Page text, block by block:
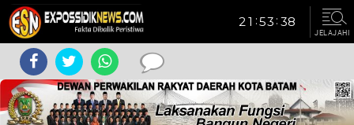
JELAJAHI